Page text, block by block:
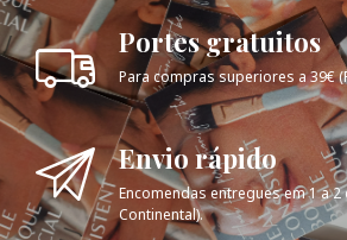
Portes gratuitos
Para compras superiores a 39€
Envio rápido
Encomendas entregues em 1 a 2
Continental).